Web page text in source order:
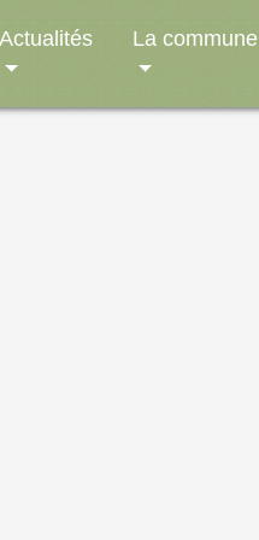
Actualités La commune